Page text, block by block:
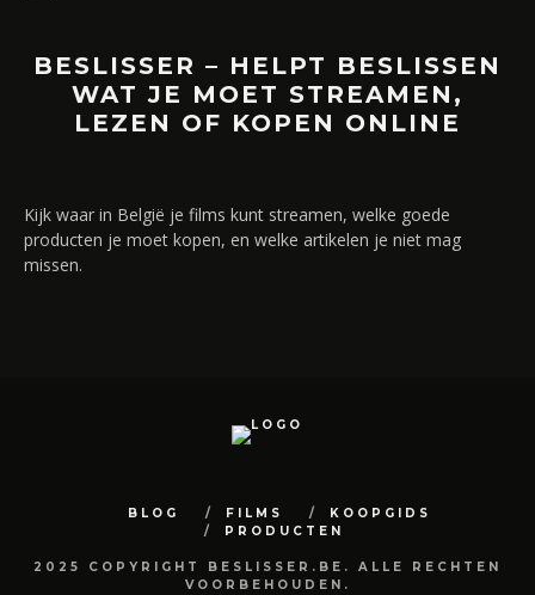
BESLISSER – HELPT BESLISSEN
WAT JE MOET STREAMEN,
LEZEN OF KOPEN ONLINE
Kijk waar in België je films kunt streamen, welke goede
producten je moet kopen, en welke artikelen je niet mag
missen.
BLOG FILMS
KOOPGIDS
PRODUCTEN
2025 COPYRIGHT BESLISSER.BE. ALLE RECHTEN
VOORBEHOUDEN.